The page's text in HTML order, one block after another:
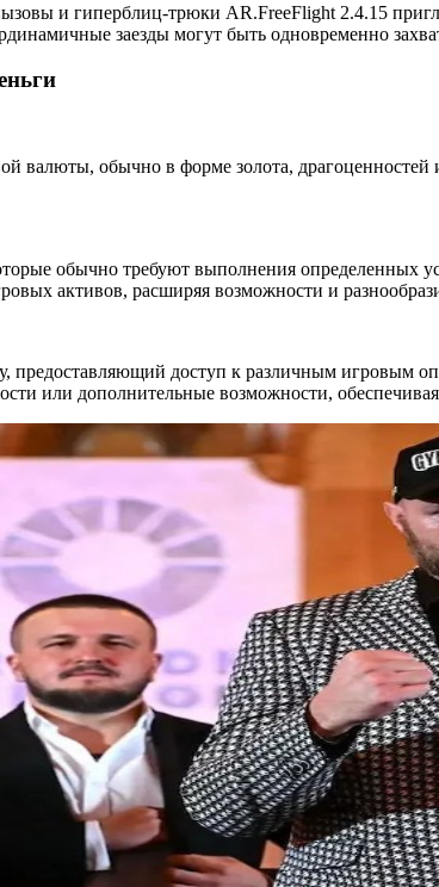
и гиперблиц-трюки AR.FreeFlight 2.4.15
заезды могут быть одновременно
валюты, обычно в форме золота,
обычно требуют выполнения определенных
активов, расширяя возможности и
доступ к различным игровым
или дополнительные возможности,